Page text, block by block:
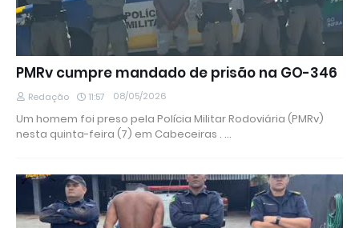
PMRv cumpre mandado de prisão na GO-346
Redação 11:57 08/05/2026
Um homem foi preso pela Polícia Militar Rodoviária (PMRv)
nesta quinta-feira (7) em Cabeceiras . …